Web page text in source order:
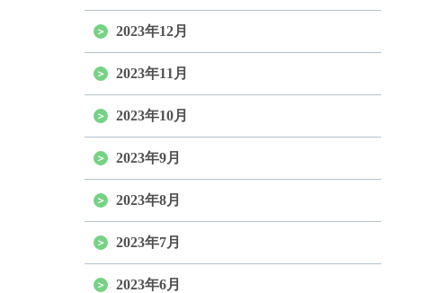
2023年12月
2023年11月
2023年10月
2023年9月
2023年8月
2023年7月
2023年6月